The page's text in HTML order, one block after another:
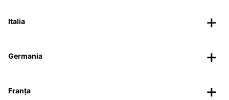
Italia
Germania
Franța